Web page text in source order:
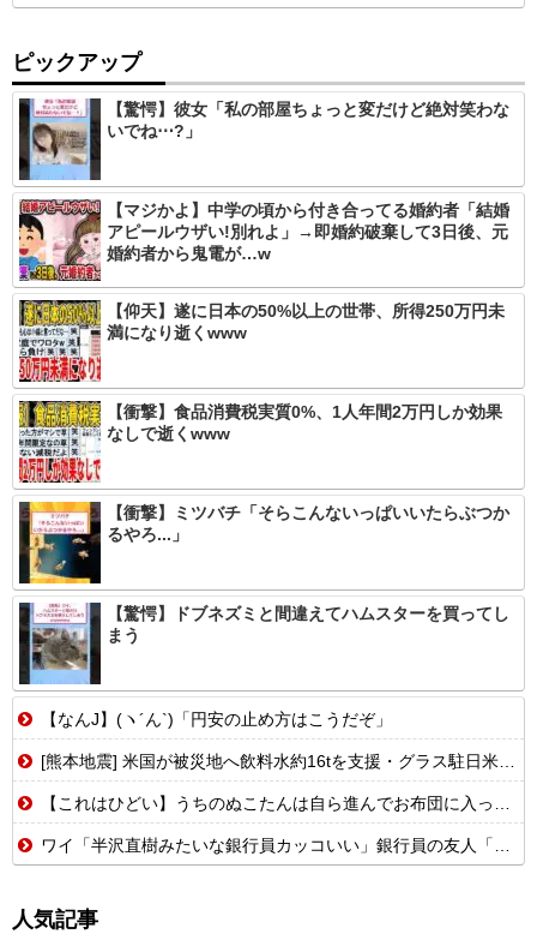
ピックアップ
【驚愕】彼女「私の部屋ちょっと変だけど絶対笑わな
いでね⋯?」
【マジかよ】中学の頃から付き合ってる婚約者「結婚
アピールウザい!別れよ」→即婚約破棄して3日後、元
婚約者から鬼電が…w
【仰天】遂に日本の50%以上の世帯、所得250万円未
満になり逝くwww
【衝撃】食品消費税実質0%、1人年間2万円しか効果
なしで逝くwww
【衝撃】ミツバチ「そらこんないっぱいいたらぶつか
るやろ...」
【驚愕】ドブネズミと間違えてハムスターを買ってし
まう
【なんJ】(ヽ´ん`)「円安の止め方はこうだぞ」
[熊本地震] 米国が被災地へ飲料水約16tを支援・グラス駐日米大使が県知事を訪問！
【これはひどい】うちのぬこたんは自ら進んでお布団に入ってくるぞ。そんなぬこたんと自分は添い寝なんて当たり前。朝まで腕枕コースだせ！【再】
ワイ「半沢直樹みたいな銀行員カッコいい」銀行員の友人「あんな奴居ねえよ」
人気記事